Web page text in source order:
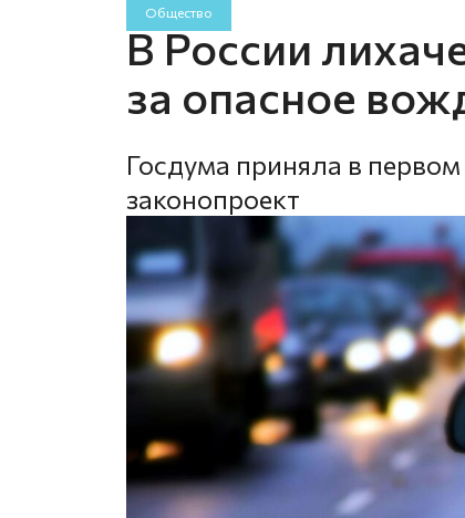
Общество
В России
за опасное
Госдума приняла в
законопроект